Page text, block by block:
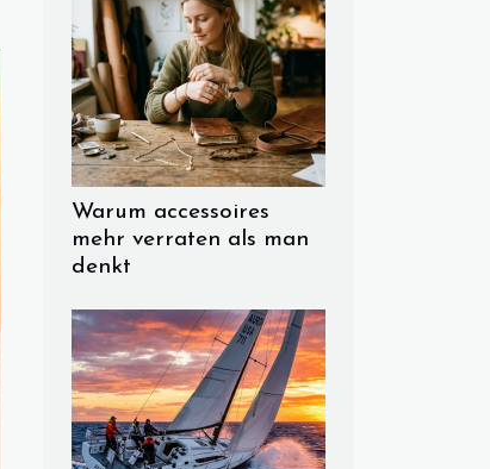
Warum accessoires
mehr verraten als man
denkt